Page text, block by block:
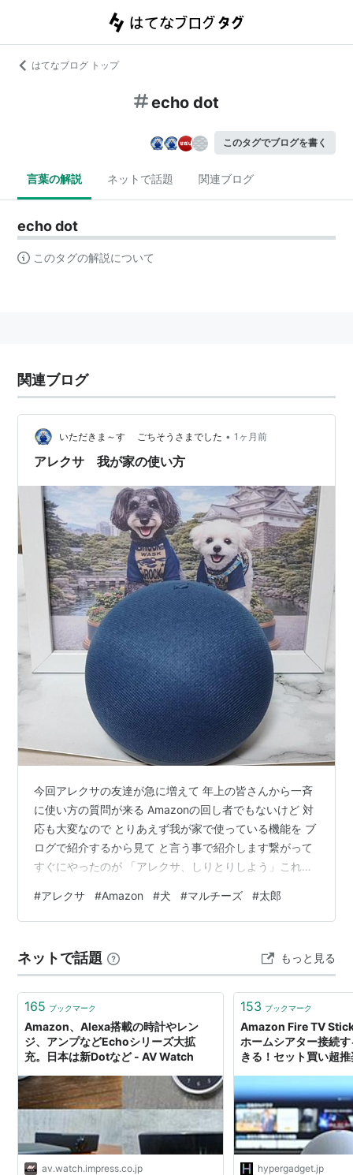
はてなブログ トップ
echo dot
このタグでブログを書く
言葉の解説 ネットで話題 関連ブログ
echo dot
このタグの解説について
関連ブログ
いただきま～す ごちそうさまでした • 1ヶ月前
アレクサ 我が家の使い方
今回アレクサの友達が急に増えて 年上の皆さんから一斉
に使い方の質問が来る Amazonの回し者でもないけど 対
応も大変なので とりあえず我が家で使っている機能を ブ
ログで紹介するから見て と言う事で紹介します繋がって
すぐにやったのが 「アレクサ、しりとりしよう」これが
計として朝起こしてもらう ・まず朝起きて 「アレクサ、
おはよう」 おはようの挨拶の後に今日は何の日の話をし
所を設定しているので我が家地方の天気を言ってくれる
・ニュースを聞く 「アレクサ、今日のニュースは？」 テ
レビと違って音…
#アレクサ #Amazon #犬 #マルチーズ #太郎
ネットで話題 もっと見る
165 ブックマーク
Amazon、Alexa搭載の時計やレン
ジ、アンプなどEchoシリーズ大拡
充。日本は新Dotなど - AV Watch
av.watch.impress.co.jp
153 ブックマーク
Amazon Fire TV
ホームシアター接続
きる！セット買い超
hypergadget.jp